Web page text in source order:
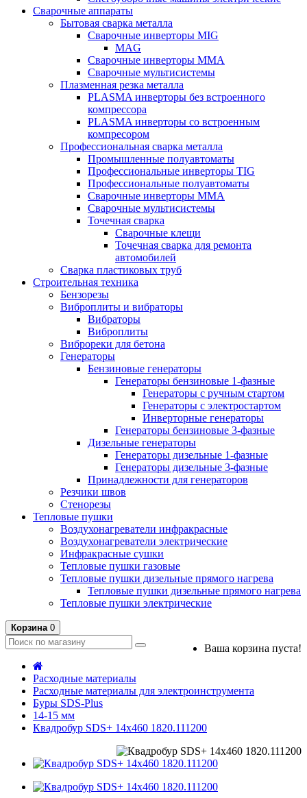
Сварочные аппараты
Бытовая сварка металла
Сварочные инверторы MIG
MAG
Сварочные инверторы ММА
Сварочные мультисистемы
Плазменная резка металла
PLASMA инверторы без встроенного
компрессора
PLASMA инверторы со встроенным
компресором
Профессиональная сварка металла
Промышленные полуавтоматы
Профессиональные инверторы TIG
Профессиональные полуавтоматы
Сварочные инверторы ММА
Сварочные мультисистемы
Точечная сварка
Сварочные клещи
Точечная сварка для ремонта
автомобилей
Сварка пластиковых труб
Строительная техника
Бензорезы
Виброплиты и вибраторы
Вибраторы
Виброплиты
Виброреки для бетона
Генераторы
Бензиновые генераторы
Генераторы бензиновые 1-фазные
Генераторы с ручным стартом
Генераторы с электростартом
Инверторные генераторы
Генераторы бензиновые 3-фазные
Дизельные генераторы
Генераторы дизельные 1-фазные
Генераторы дизельные 3-фазные
Принадлежности для генераторов
Резчики швов
Стенорезы
Тепловые пушки
Воздухонагреватели инфракрасные
Воздухонагреватели электрические
Инфракрасные сушки
Тепловые пушки газовые
Тепловые пушки дизельные прямого нагрева
Тепловые пушки дизельные прямого нагрева
Тепловые пушки электрические
Корзина 0
Ваша корзина пуста!
Расходные материалы
Расходные материалы для электроинструмента
Буры SDS-Plus
14-15 мм
Квадробур SDS+ 14х460 1820.111200